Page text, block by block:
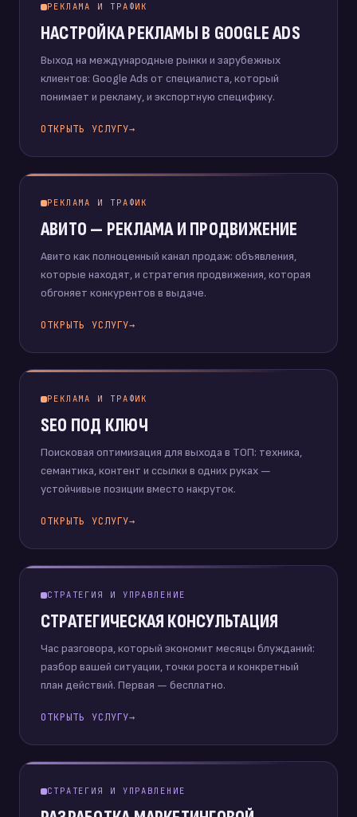
РЕКЛАМА И ТРАФИК
НАСТРОЙКА РЕКЛАМЫ В GOOGLE ADS
Выход на международные рынки и зарубежных
клиентов: Google Ads от специалиста, который
понимает и рекламу, и экспортную специфику.
ОТКРЫТЬ УСЛУГУ→
РЕКЛАМА И ТРАФИК
АВИТО — РЕКЛАМА И ПРОДВИЖЕНИЕ
Авито как полноценный канал продаж: объявления,
которые находят, и стратегия продвижения, которая
обгоняет конкурентов в выдаче.
ОТКРЫТЬ УСЛУГУ→
РЕКЛАМА И ТРАФИК
SEO ПОД КЛЮЧ
Поисковая оптимизация для выхода в ТОП: техника,
семантика, контент и ссылки в одних руках —
устойчивые позиции вместо накруток.
ОТКРЫТЬ УСЛУГУ→
СТРАТЕГИЯ И УПРАВЛЕНИЕ
СТРАТЕГИЧЕСКАЯ КОНСУЛЬТАЦИЯ
Час разговора, который экономит месяцы блужданий:
разбор вашей ситуации, точки роста и конкретный
план действий. Первая — бесплатно.
ОТКРЫТЬ УСЛУГУ→
СТРАТЕГИЯ И УПРАВЛЕНИЕ